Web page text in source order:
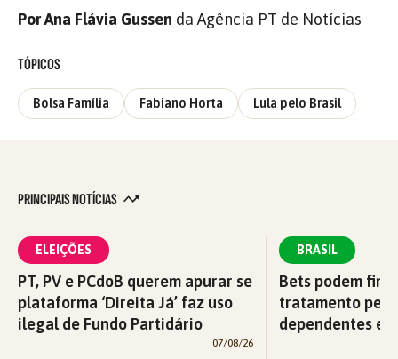
Por Ana Flávia Gussen da Agência PT de Notícias
TÓPICOS
Bolsa Família Fabiano Horta Lula pelo Brasil
PRINCIPAIS NOTÍCIAS
ELEIÇÕES
PT, PV e PCdoB querem apurar se
plataforma ‘Direita Já’ faz uso
ilegal de Fundo Partidário
07/08/26
BRASIL
Bets podem
tratamento pelo
dependentes